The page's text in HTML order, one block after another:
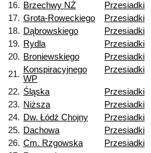
16. Brzechwy NŻ
Przesiadki
17. Grota-Roweckiego
Przesiadki
18. Dąbrowskiego
Przesiadki
19. Rydla
Przesiadki
20. Broniewskiego
Przesiadki
21. Konspiracyjnego
WP
Przesiadki
22. Śląska
Przesiadki
23. Niższa
Przesiadki
24. Dw. Łódź Chojny
Przesiadki
25. Dachowa
Przesiadki
26. Cm. Rzgowska
Przesiadki